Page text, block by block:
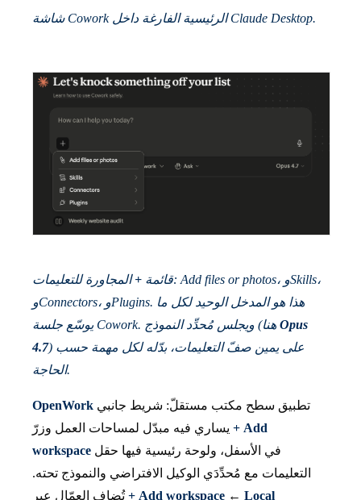
شاشة Cowork الرئيسية الفارغة داخل Claude Desktop.
قائمة +المجاورة للتعليمات: Add files or photos، وSkills،
وConnectors، وPlugins. هذا هو المدخل الوحيد لكل ما
Opus
4.7) على يمين صفّ التعليمات، بدّله لكل مهمة حسب
الحاجة.
OpenWork
+ Add
workspace
التعليمات مع مُحدِّدَي الوكيل الافتراضي والنموذج تحته.
تُضاف العمّال عبر+ Add workspace ← Local